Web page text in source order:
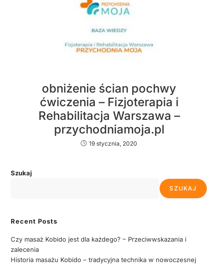
obniżenie ścian pochwy
ćwiczenia – Fizjoterapia i
Rehabilitacja Warszawa –
przychodniamoja.pl
19 stycznia, 2020
Szukaj
SZUKAJ
Recent Posts
Czy masaż Kobido jest dla każdego? – Przeciwwskazania i
zalecenia
Historia masażu Kobido – tradycyjna technika w nowoczesnej